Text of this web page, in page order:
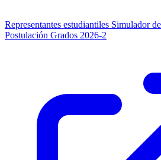
Representantes estudiantiles Simulador
Postulación Grados 2026-2